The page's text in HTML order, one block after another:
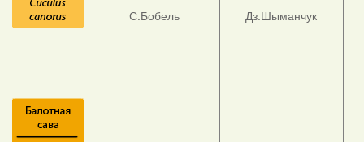
С.Бобель
Дз.Шыманчук